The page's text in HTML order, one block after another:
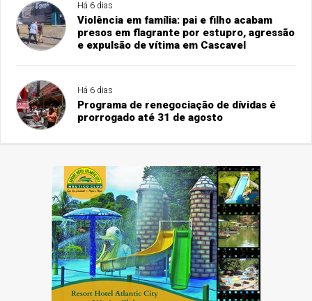
Há 6 dias
Violência em família: pai e filho acabam
presos em flagrante por estupro, agressão
e expulsão de vítima em Cascavel
Há 6 dias
Programa de renegociação de dívidas é
prorrogado até 31 de agosto